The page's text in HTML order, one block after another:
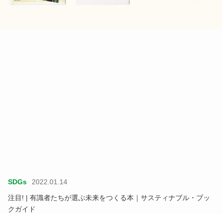
SDGs
2022.01.14
注目! | 有識者たちが選ぶ未来をつくる本｜サスティナブル・ブッ
クガイド